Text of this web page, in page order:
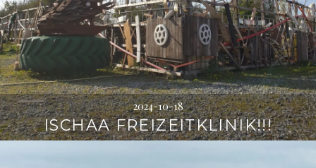
2024-10-18
ISCHAA FREIZEITKLINIK!!!